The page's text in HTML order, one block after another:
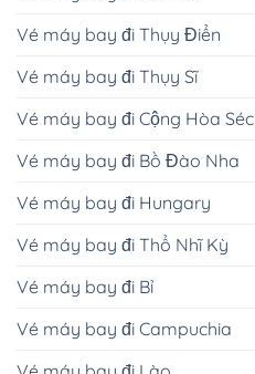
Vé máy bay đi Thụy Điển
Vé máy bay đi Thụy Sĩ
Vé máy bay đi Cộng Hòa Séc
Vé máy bay đi Bồ Đào Nha
Vé máy bay đi Hungary
Vé máy bay đi Thổ Nhĩ Kỳ
Vé máy bay đi Bỉ
Vé máy bay đi Campuchia